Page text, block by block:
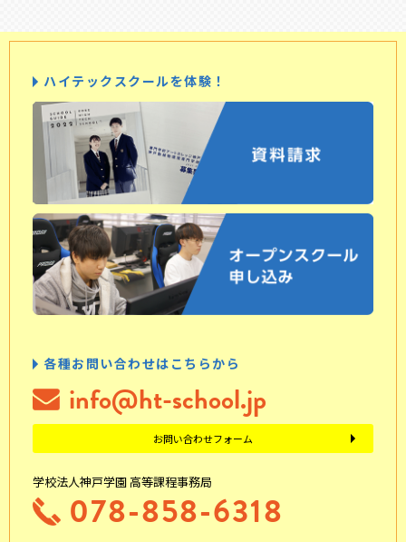
ハイテックスクールを体験！
各種お問い合わせはこちらから
info@ht-school.jp
お問い合わせフォーム
学校法人神戸学園 高等課程事務局
078-858-6318